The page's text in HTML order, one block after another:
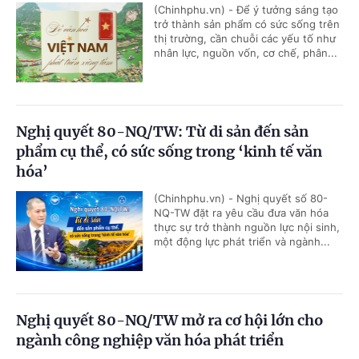
(Chinhphu.vn) - Để ý tưởng sáng tạo
trở thành sản phẩm có sức sống trên
thị trường, cần chuỗi các yếu tố như
nhân lực, nguồn vốn, cơ chế, phân...
Nghị quyết 80-NQ/TW: Từ di sản đến sản
phẩm cụ thể, có sức sống trong ‘kinh tế văn
hóa’
(Chinhphu.vn) - Nghị quyết số 80-
NQ-TW đặt ra yêu cầu đưa văn hóa
thực sự trở thành nguồn lực nội sinh,
một động lực phát triển và ngành...
Nghị quyết 80-NQ/TW mở ra cơ hội lớn cho
ngành công nghiệp văn hóa phát triển